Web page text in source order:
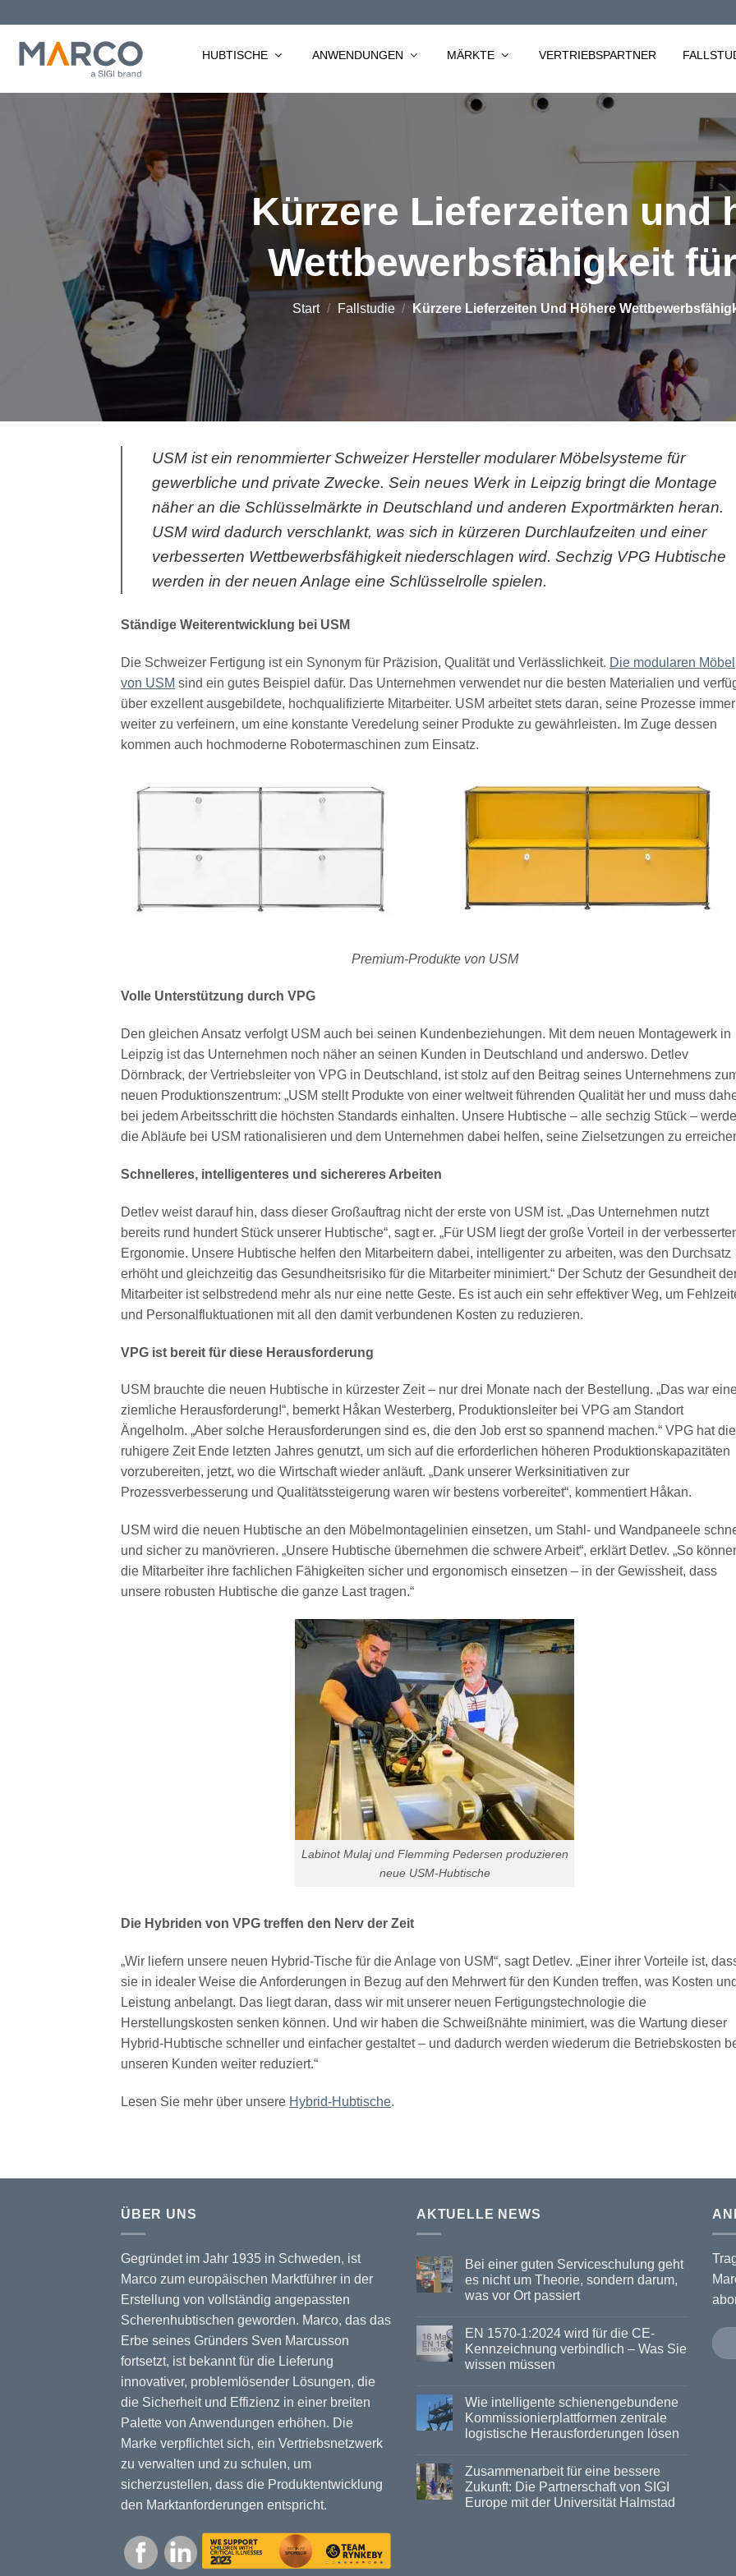
springen
HUBTISCHE ANWENDUNGEN MÄRKTE VERTRIEBSPARTNER
Kürzere Lieferzeiten und
Wettbewerbsfähigkeit
Start / Fallstudie / Kürzere Lieferzeiten Und Höhere
USM ist ein renommierter Schweizer Hersteller modularer Möbelsysteme für
gewerbliche und private Zwecke. Sein neues Werk in Leipzig bringt die Montage
näher an die Schlüsselmärkte in Deutschland und anderen Exportmärkten heran.
USM wird dadurch verschlankt, was sich in kürzeren Durchlaufzeiten und einer
verbesserten Wettbewerbsfähigkeit niederschlagen wird. Sechzig VPG Hubtische
werden in der neuen Anlage eine Schlüsselrolle spielen.
Ständige Weiterentwicklung bei USM
Die Schweizer Fertigung ist ein Synonym für Präzision, Qualität und Verlässlichkeit. Die modularen Möbel
von USM sind ein gutes Beispiel dafür. Das Unternehmen verwendet nur die besten Materialien und
über exzellent ausgebildete, hochqualifizierte Mitarbeiter. USM arbeitet stets daran, seine Prozesse immer
weiter zu verfeinern, um eine konstante Veredelung seiner Produkte zu gewährleisten. Im Zuge dessen
kommen auch hochmoderne Robotermaschinen zum Einsatz.
Premium-Produkte von USM
Volle Unterstützung durch VPG
Den gleichen Ansatz verfolgt USM auch bei seinen Kundenbeziehungen. Mit dem neuen Montagewerk in
Leipzig ist das Unternehmen noch näher an seinen Kunden in Deutschland und anderswo. Detlev
Dörnbrack, der Vertriebsleiter von VPG in Deutschland, ist stolz auf den Beitrag seines Unternehmens
neuen Produktionszentrum: „USM stellt Produkte von einer weltweit führenden Qualität her und muss
bei jedem Arbeitsschritt die höchsten Standards einhalten. Unsere Hubtische – alle sechzig Stück –
die Abläufe bei USM rationalisieren und dem Unternehmen dabei helfen, seine Zielsetzungen zu
Schnelleres, intelligenteres und sichereres Arbeiten
Detlev weist darauf hin, dass dieser Großauftrag nicht der erste von USM ist. „Das Unternehmen nutzt
bereits rund hundert Stück unserer Hubtische“, sagt er. „Für USM liegt der große Vorteil in der
Ergonomie. Unsere Hubtische helfen den Mitarbeitern dabei, intelligenter zu arbeiten, was den Durchsatz
erhöht und gleichzeitig das Gesundheitsrisiko für die Mitarbeiter minimiert.“ Der Schutz der Gesundheit
Mitarbeiter ist selbstredend mehr als nur eine nette Geste. Es ist auch ein sehr effektiver Weg, um
und Personalfluktuationen mit all den damit verbundenen Kosten zu reduzieren.
VPG ist bereit für diese Herausforderung
USM brauchte die neuen Hubtische in kürzester Zeit – nur drei Monate nach der Bestellung. „Das war
ziemliche Herausforderung!“, bemerkt Håkan Westerberg, Produktionsleiter bei VPG am Standort
Ängelholm. „Aber solche Herausforderungen sind es, die den Job erst so spannend machen.“ VPG hat die
ruhigere Zeit Ende letzten Jahres genutzt, um sich auf die erforderlichen höheren Produktionskapazitäten
vorzubereiten, jetzt, wo die Wirtschaft wieder anläuft. „Dank unserer Werksinitiativen zur
Prozessverbesserung und Qualitätssteigerung waren wir bestens vorbereitet“, kommentiert Håkan.
USM wird die neuen Hubtische an den Möbelmontagelinien einsetzen, um Stahl- und Wandpaneele
und sicher zu manövrieren. „Unsere Hubtische übernehmen die schwere Arbeit“, erklärt Detlev. „So
die Mitarbeiter ihre fachlichen Fähigkeiten sicher und ergonomisch einsetzen – in der Gewissheit, dass
unsere robusten Hubtische die ganze Last tragen.“
Labinot Mulaj und Flemming Pedersen produzieren
neue USM-Hubtische
Die Hybriden von VPG treffen den Nerv der Zeit
„Wir liefern unsere neuen Hybrid-Tische für die Anlage von USM“, sagt Detlev. „Einer ihrer Vorteile ist,
sie in idealer Weise die Anforderungen in Bezug auf den Mehrwert für den Kunden treffen, was Kosten
Leistung anbelangt. Das liegt daran, dass wir mit unserer neuen Fertigungstechnologie die
Herstellungskosten senken können. Und wir haben die Schweißnähte minimiert, was die Wartung dieser
Hybrid-Hubtische schneller und einfacher gestaltet – und dadurch werden wiederum die Betriebskosten
unseren Kunden weiter reduziert.“
Lesen Sie mehr über unsere Hybrid-Hubtische.
ÜBER UNS
Gegründet im Jahr 1935 in Schweden, ist
Marco zum europäischen Marktführer in der
Erstellung von vollständig angepassten
Scherenhubtischen geworden. Marco, das das
Erbe seines Gründers Sven Marcusson
fortsetzt, ist bekannt für die Lieferung
innovativer, problemlösender Lösungen, die
die Sicherheit und Effizienz in einer breiten
Palette von Anwendungen erhöhen. Die
Marke verpflichtet sich, ein Vertriebsnetzwerk
zu verwalten und zu schulen, um
sicherzustellen, dass die Produktentwicklung
den Marktanforderungen entspricht.
AKTUELLE NEWS
Bei einer guten Serviceschulung geht
es nicht um Theorie, sondern darum,
was vor Ort passiert
EN 1570-1:2024 wird für die CE-
Kennzeichnung verbindlich – Was Sie
wissen müssen
Wie intelligente schienengebundene
Kommissionierplattformen zentrale
logistische Herausforderungen lösen
Zusammenarbeit für eine bessere
Zukunft: Die Partnerschaft von SIGI
Europe mit der Universität Halmstad